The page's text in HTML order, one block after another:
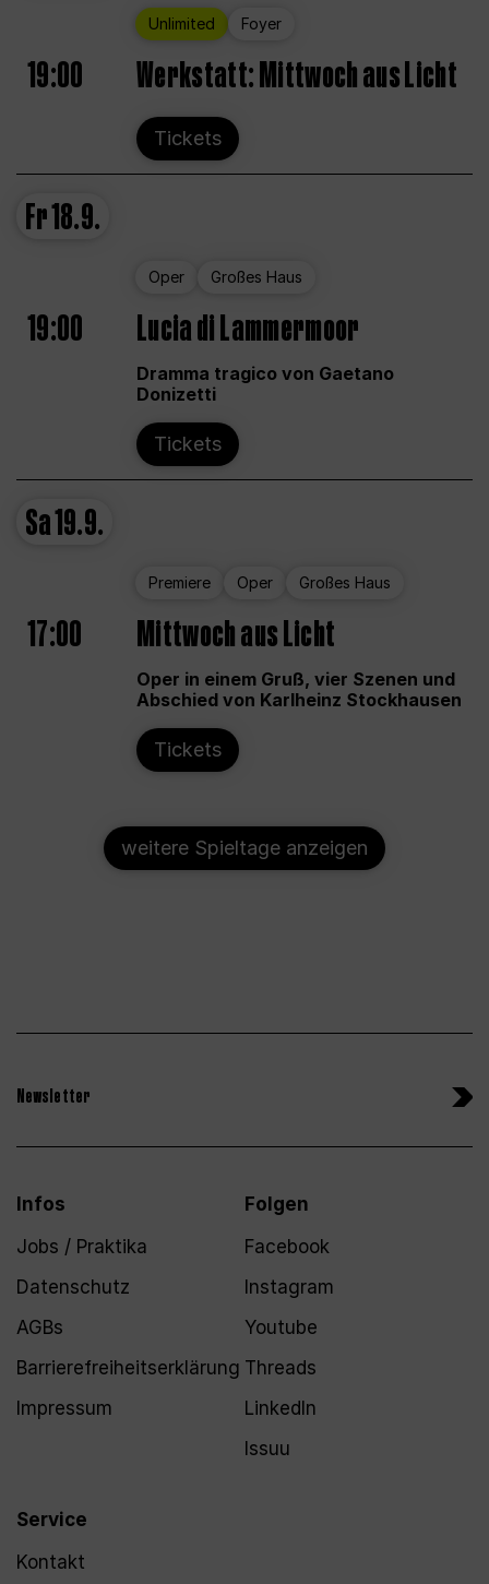
Unlimited Foyer
19:00 Werkstatt: Mittwoch aus Licht
Tickets
Fr18.9.
Oper Großes Haus
19:00 Lucia di Lammermoor
Dramma tragico von Gaetano
Donizetti
Tickets
Sa19.9.
Premiere Oper Großes Haus
17:00 Mittwoch aus Licht
Oper in einem Gruß, vier Szenen und
Abschied von Karlheinz Stockhausen
Tickets
weitere Spieltage anzeigen
Newsletter
Infos
Jobs / Praktika
Datenschutz
AGBs
Barrierefreiheitserklärung
Impressum
Service
Kontakt
Folgen
Facebook
Instagram
Youtube
Threads
LinkedIn
Issuu